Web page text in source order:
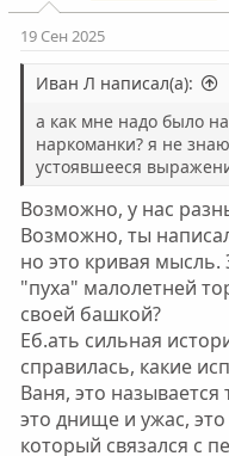
19 Сен 2025
Иван Л написал(а):
а как мне надо было
наркоманки? я не
устоявшееся
Возможно, у нас
Возможно, ты
но это кривая
"пуха" малолетней
своей башкой?
Еб.ать сильная
справилась, какие
Ваня, это
это днище и ужас,
который связался с